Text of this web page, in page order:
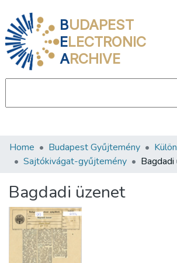
BUDAPEST
ELECTRONIC
ARCHIVE
Communities & Collections
Statistics
About us
Home Budapest Gyűjtemény
Sajtókivágat-gyűjtemény
Bagdadi üzenet